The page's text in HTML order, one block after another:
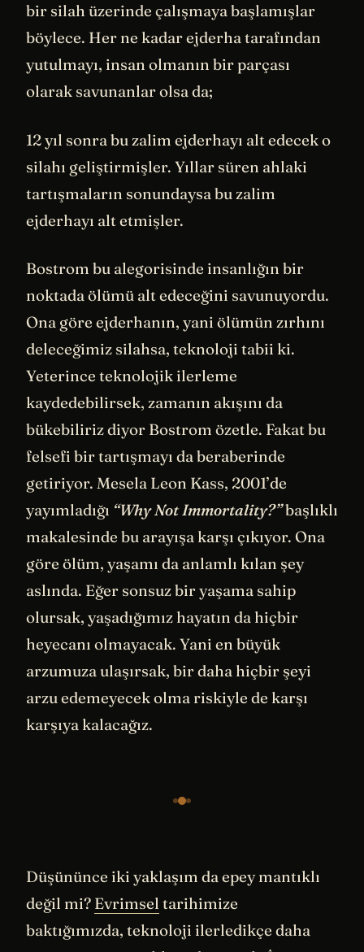
bir silah üzerinde çalışmaya başlamışlar
böylece. Her ne kadar ejderha tarafından
yutulmayı, insan olmanın bir parçası
olarak savunanlar olsa da;
12 yıl sonra bu zalim ejderhayı alt edecek o
silahı geliştirmişler. Yıllar süren ahlaki
tartışmaların sonundaysa bu zalim
ejderhayı alt etmişler.
Bostrom bu alegorisinde insanlığın bir
noktada ölümü alt edeceğini savunuyordu.
Ona göre ejderhanın, yani ölümün zırhını
deleceğimiz silahsa, teknoloji tabii ki.
Yeterince teknolojik ilerleme
kaydedebilirsek, zamanın akışını da
bükebiliriz diyor Bostrom özetle. Fakat bu
felsefi bir tartışmayı da beraberinde
getiriyor. Mesela Leon Kass, 2001’de
yayımladığı “Why Not Immortality?”başlıklı
makalesinde bu arayışa karşı çıkıyor. Ona
göre ölüm, yaşamı da anlamlı kılan şey
aslında. Eğer sonsuz bir yaşama sahip
olursak, yaşadığımız hayatın da hiçbir
heyecanı olmayacak. Yani en büyük
arzumuza ulaşırsak, bir daha hiçbir şeyi
arzu edemeyecek olma riskiyle de karşı
karşıya kalacağız.
Düşününce iki yaklaşım da epey mantıklı
değil mi? Evrimsel tarihimize
baktığımızda, teknoloji ilerledikçe daha